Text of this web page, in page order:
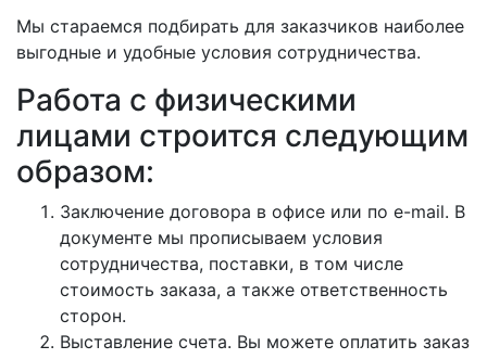
Мы стараемся подбирать для заказчиков наиболее
выгодные и удобные условия сотрудничества.
Работа с физическими
лицами строится следующим
образом:
Заключение договора в офисе или по e-mail. В
документе мы прописываем условия
сотрудничества, поставки, в том числе
стоимость заказа, а также ответственность
сторон.
Выставление счета. Вы можете оплатить заказ